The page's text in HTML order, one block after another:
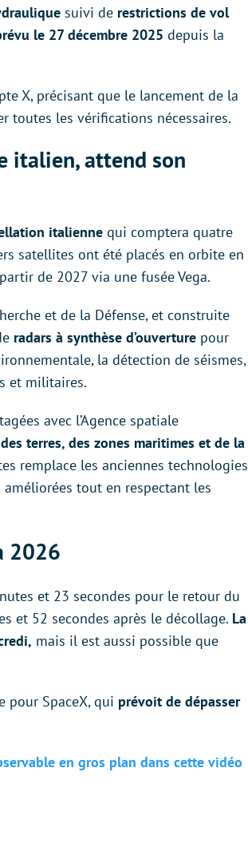
suivi de restrictions de vol
le 27 décembre 2025 depuis la
X, précisant que le lancement de la
toutes les vérifications nécessaires.
italien, attend son
italienne qui comptera quatre
satellites ont été placés en orbite en
de 2027 via une fusée Vega.
et de la Défense, et construite
radars à synthèse d’ouverture pour
la détection de séismes,
et militaires.
avec l’Agence spatiale
terres, des zones maritimes et de la
remplace les anciennes technologies
tout en respectant les
2026
et 23 secondes pour le retour du
et 52 secondes après le décollage. La
mais il est aussi possible que
pour SpaceX, qui prévoit de dépasser
en gros plan dans cette vidéo